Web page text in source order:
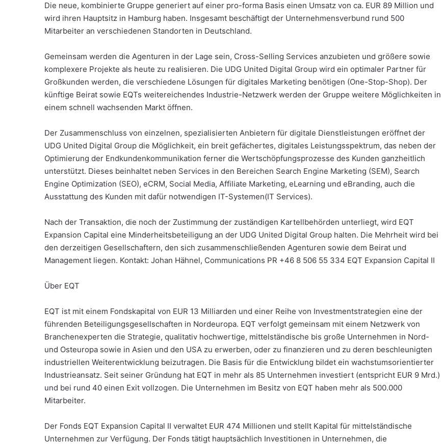
Die neue, kombinierte Gruppe generiert auf einer pro-forma Basis einen Umsatz von ca. EUR 89 Million und
wird ihren Hauptsitz in Hamburg haben. Insgesamt beschäftigt der Unternehmensverbund rund 500
Mitarbeiter an verschiedenen Standorten in Deutschland.
Gemeinsam werden die Agenturen in der Lage sein, Cross-Selling Services anzubieten und größere sowie
komplexere Projekte als heute zu realisieren. Die UDG United Digital Group wird ein optimaler Partner für
Großkunden werden, die verschiedene Lösungen für digitales Marketing benötigen (One-Stop-Shop). Der
künftige Beirat sowie EQTs weitereichendes Industrie-Netzwerk werden der Gruppe weitere Möglichkeiten in
einem schnell wachsenden Markt öffnen.
Der Zusammenschluss von einzelnen, spezialisierten Anbietern für digitale Dienstleistungen eröffnet der
UDG United Digital Group die Möglichkeit, ein breit gefächertes, digitales Leistungsspektrum, das neben der
Optimierung der Endkundenkommunikation ferner die Wertschöpfungsprozesse des Kunden ganzheitlich
unterstützt. Dieses beinhaltet neben Services in den Bereichen Search Engine Marketing (SEM), Search
Engine Optimization (SEO), eCRM, Social Media, Affiliate Marketing, eLearning und eBranding, auch die
Ausstattung des Kunden mit dafür notwendigen IT-Systemen(IT Services).
Nach der Transaktion, die noch der Zustimmung der zuständigen Kartellbehörden unterliegt, wird EQT
Expansion Capital eine Minderheitsbeteiligung an der UDG United Digital Group halten. Die Mehrheit wird bei
den derzeitigen Gesellschaftern, den sich zusammenschließenden Agenturen sowie dem Beirat und
Management liegen. Kontakt: Johan Hähnel, Communications PR +46 8 506 55 334 EQT Expansion Capital II
Über EQT
EQT ist mit einem Fondskapital von EUR 13 Milliarden und einer Reihe von Investmentstrategien eine der
führenden Beteiligungsgesellschaften in Nordeuropa. EQT verfolgt gemeinsam mit einem Netzwerk von
Branchenexperten die Strategie, qualitativ hochwertige, mittelständische bis große Unternehmen in Nord-
und Osteuropa sowie in Asien und den USA zu erwerben, oder zu finanzieren und zu deren beschleunigten
industriellen Weiterentwicklung beizutragen. Die Basis für die Entwicklung bildet ein wachstumsorientierter
Industrieansatz. Seit seiner Gründung hat EQT in mehr als 85 Unternehmen investiert (entspricht EUR 9 Mrd.)
und bei rund 40 einen Exit vollzogen. Die Unternehmen im Besitz von EQT haben mehr als 500.000
Mitarbeiter.
Der Fonds EQT Expansion Capital II verwaltet EUR 474 Millionen und stellt Kapital für mittelständische
Unternehmen zur Verfügung. Der Fonds tätigt hauptsächlich Investitionen in Unternehmen, die